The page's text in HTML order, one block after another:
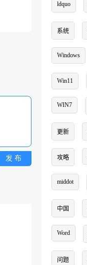
发 布
ldquo
系统
Windows
Win11
WIN7
更新
攻略
middot
中国
Word
问题